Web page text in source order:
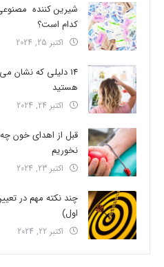
شیرین کننده
کدام است؟
اکتبر 25, 2024
14 دلیلی که
هستید
اکتبر 24, 2024
قبل از اهدای خون
نخوریم
اکتبر 23, 2024
چند نکته مهم در
اول)
اکتبر 22, 2024